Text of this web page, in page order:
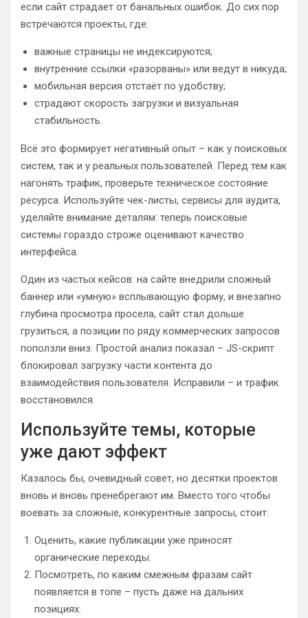
если сайт страдает от банальных ошибок. До сих пор
встречаются проекты, где:
важные страницы не индексируются;
внутренние ссылки «разорваны» или ведут в никуда;
мобильная версия отстаёт по удобству;
страдают скорость загрузки и визуальная
стабильность.
Всё это формирует негативный опыт – как у поисковых
систем, так и у реальных пользователей. Перед тем как
нагонять трафик, проверьте техническое состояние
ресурса. Используйте чек-листы, сервисы для аудита,
уделяйте внимание деталям: теперь поисковые
системы гораздо строже оценивают качество
интерфейса.
Один из частых кейсов: на сайте внедрили сложный
баннер или «умную» всплывающую форму, и внезапно
глубина просмотра просела, сайт стал дольше
грузиться, а позиции по ряду коммерческих запросов
поползли вниз. Простой анализ показал – JS-скрипт
блокировал загрузку части контента до
взаимодействия пользователя. Исправили – и трафик
восстановился.
Используйте темы, которые
уже дают эффект
Казалось бы, очевидный совет, но десятки проектов
вновь и вновь пренебрегают им. Вместо того чтобы
воевать за сложные, конкурентные запросы, стоит:
Оценить, какие публикации уже приносят
органические переходы.
Посмотреть, по каким смежным фразам сайт
появляется в топе – пусть даже на дальних
позициях.